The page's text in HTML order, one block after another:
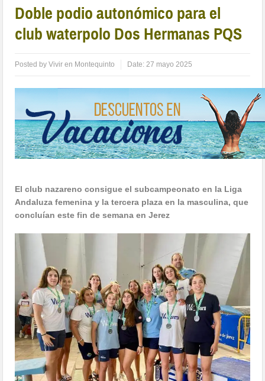
Doble podio autonómico para el
club waterpolo Dos Hermanas PQS
Posted byVivir en Montequinto Date:27 mayo 2025
El club nazareno consigue el subcampeonato en la Liga
Andaluza femenina y la tercera plaza en la masculina, que
concluían este fin de semana en Jerez